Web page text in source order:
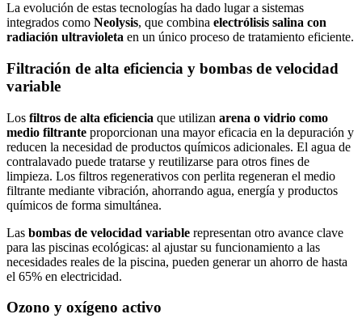
La evolución de estas tecnologías ha dado lugar a sistemas
integrados como Neolysis, que combina electrólisis salina con
radiación ultravioleta en un único proceso de tratamiento eficiente.
Filtración de alta eficiencia y bombas de velocidad
variable
Los filtros de alta eficiencia que utilizan arena o vidrio como
medio filtrante proporcionan una mayor eficacia en la depuración y
reducen la necesidad de productos químicos adicionales. El agua de
contralavado puede tratarse y reutilizarse para otros fines de
limpieza. Los filtros regenerativos con perlita regeneran el medio
filtrante mediante vibración, ahorrando agua, energía y productos
químicos de forma simultánea.
Las bombas de velocidad variable representan otro avance clave
para las piscinas ecológicas: al ajustar su funcionamiento a las
necesidades reales de la piscina, pueden generar un ahorro de hasta
el 65% en electricidad.
Ozono y oxígeno activo